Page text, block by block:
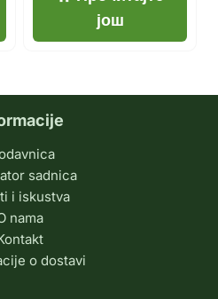
још
sadnica
i iskustva
nama
o dostavi